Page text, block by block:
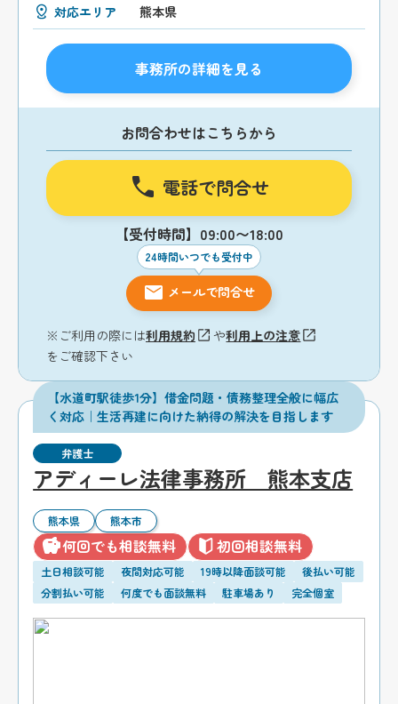
対応エリア 熊本県
事務所の詳細を見る
お問合わせはこちらから
電話で問合せ
【受付時間】09:00〜18:00
24時間いつでも受付中
メールで問合せ
※ご利用の際には利用規約 や利用上の注意
をご確認下さい
【水道町駅徒歩1分】借金問題・債務整理全般に幅広
く対応｜生活再建に向けた納得の解決を目指します
弁護士
アディーレ法律事務所 熊本支店
熊本県 熊本市
何回でも相談無料 初回相談無料
土日相談可能 夜間対応可能 19時以降面談可能
後払い可能
分割払い可能
何度でも面談無料 駐車場あり 完全個室